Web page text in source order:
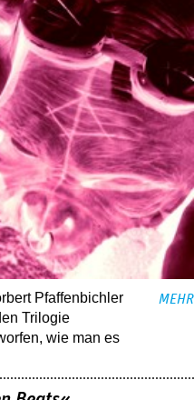
Pfaffenbichler
Trilogie
wie man es
MEHR